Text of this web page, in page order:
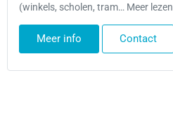
(winkels, scholen, tram… Meer lezen
Meer info Contact